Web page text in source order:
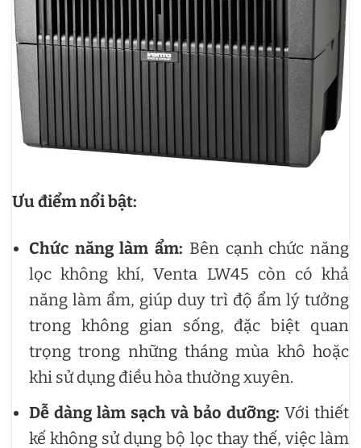
Ưu điểm nổi bật:
Chức năng làm ẩm: Bên cạnh chức năng
lọc không khí, Venta LW45 còn có khả
năng làm ẩm, giúp duy trì độ ẩm lý tưởng
trong không gian sống, đặc biệt quan
trọng trong những tháng mùa khô hoặc
khi sử dụng điều hòa thường xuyên.
Dễ dàng làm sạch và bảo dưỡng: Với thiết
kế không sử dụng bộ lọc thay thế, việc làm